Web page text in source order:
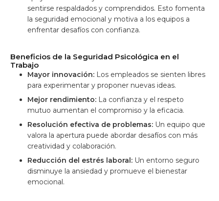
sentirse respaldados y comprendidos. Esto fomenta
la seguridad emocional y motiva a los equipos a
enfrentar desafíos con confianza.
Beneficios de la Seguridad Psicológica en el
Trabajo
Mayor innovación: Los empleados se sienten libres
para experimentar y proponer nuevas ideas.
Mejor rendimiento: La confianza y el respeto
mutuo aumentan el compromiso y la eficacia.
Resolución efectiva de problemas: Un equipo que
valora la apertura puede abordar desafíos con más
creatividad y colaboración.
Reducción del estrés laboral: Un entorno seguro
disminuye la ansiedad y promueve el bienestar
emocional.